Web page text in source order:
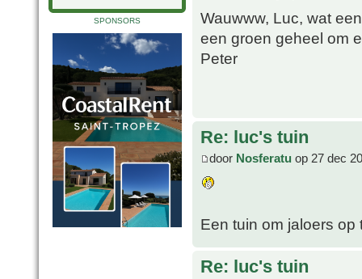
SPONSORS
Wauwww, Luc, wat
een groen geheel om
Peter
Re: luc's tuin
door Nosferatu op 27 dec
Een tuin om jaloers op
Re: luc's tuin